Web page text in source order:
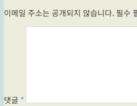
이메일 주소는 공개되지 않습니다. 필수
댓글 *